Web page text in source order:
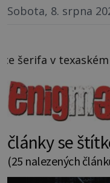
Sobota, 8. srpna
County
články se
(25 nalezených